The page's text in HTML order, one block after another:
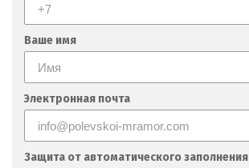
Ваше имя
Электронная почта
Защита от автоматического заполнения